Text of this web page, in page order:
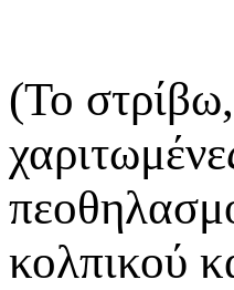
(Το
κολπικού